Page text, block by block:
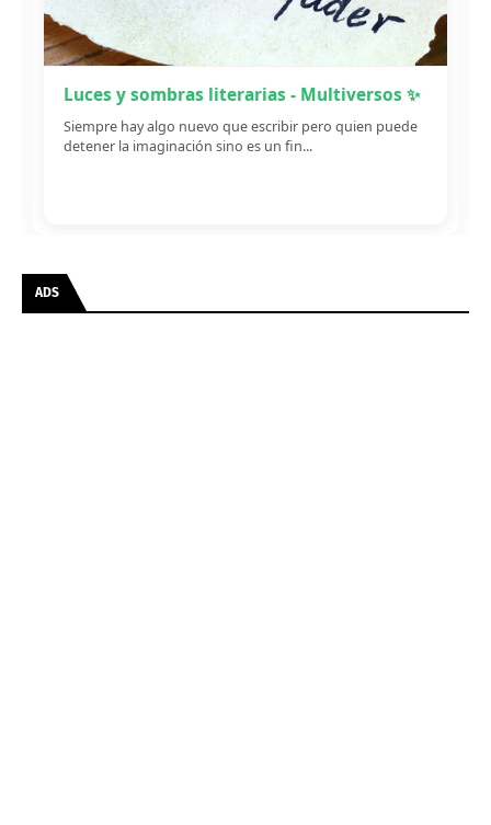
Luces y sombras literarias - Multiversos ✨
Siempre hay algo nuevo que escribir pero quien puede
detener la imaginación sino es un fin...
ADS